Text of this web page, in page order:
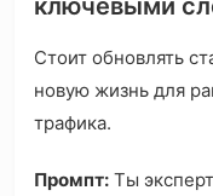
ключевыми
Стоит обновлять
новую жизнь для
трафика.
Промпт: Ты